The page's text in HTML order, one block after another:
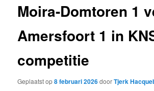
Moira-Domtoren 1
Amersfoort 1 in
competitie
Geplaatst op8 februari 2026doorTjerk